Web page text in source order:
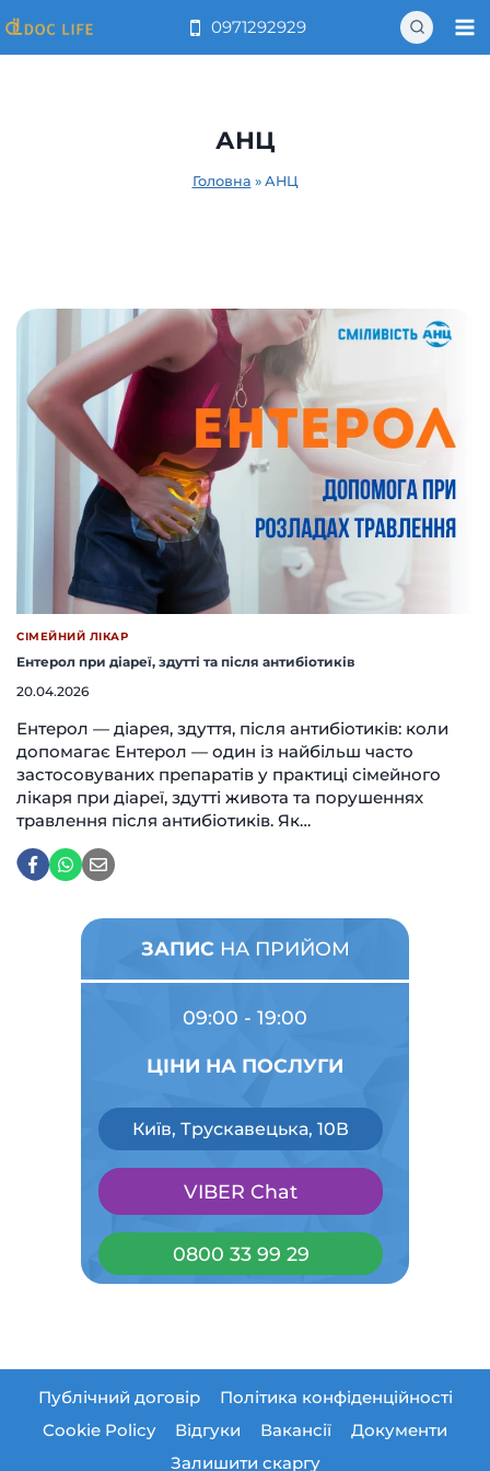
до
вмісту
0971292929
АНЦ
Головна » АНЦ
СІМЕЙНИЙ ЛІКАР
Ентерол при діареї, здутті та після антибіотиків
20.04.2026
Ентерол — діарея, здуття, після антибіотиків: коли
допомагає Ентерол — один із найбільш часто
застосовуваних препаратів у практиці сімейного
лікаря при діареї, здутті живота та порушеннях
травлення після антибіотиків. Як…
ЗАПИС НА ПРИЙОМ
09:00 - 19:00
ЦІНИ НА ПОСЛУГИ
Київ, Трускавецька, 10В
VIBER Chat
0800 33 99 29
Публічний договір
Політика конфіденційності
Cookie Policy
Відгуки Вакансії
Документи
Залишити скаргу